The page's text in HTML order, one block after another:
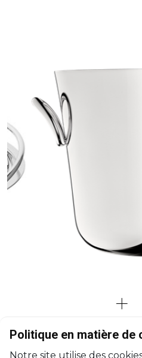
Politique en matière de
Notre site utilise des